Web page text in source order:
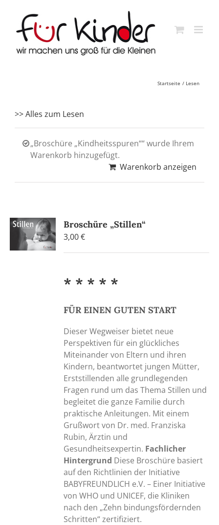
content
Startseite Lesen
>> Alles zum Lesen
„Broschüre „Kindheitsspuren““ wurde Ihrem
Warenkorb hinzugefügt.
Warenkorb anzeigen
Broschüre „Stillen“
3,00€
* * * * *
FÜR EINEN GUTEN START
Dieser Wegweiser bietet neue
Perspektiven für ein glückliches
Miteinander von Eltern und ihren
Kindern, beantwortet jungen Mütter,
Erststillenden alle grundlegenden
Fragen rund um das Thema Stillen und
begleitet die ganze Familie durch
praktische Anleitungen. Mit einem
Grußwort von Dr. med. Franziska
Rubin, Ärztin und
Gesundheitsexpertin. Fachlicher
Hintergrund Diese Broschüre basiert
auf den Richtlinien der Initiative
BABYFREUNDLICH e.V. – Einer Initiative
von WHO und UNICEF, die Kliniken
nach den „Zehn bindungsfördernden
Schritten“ zertifiziert.